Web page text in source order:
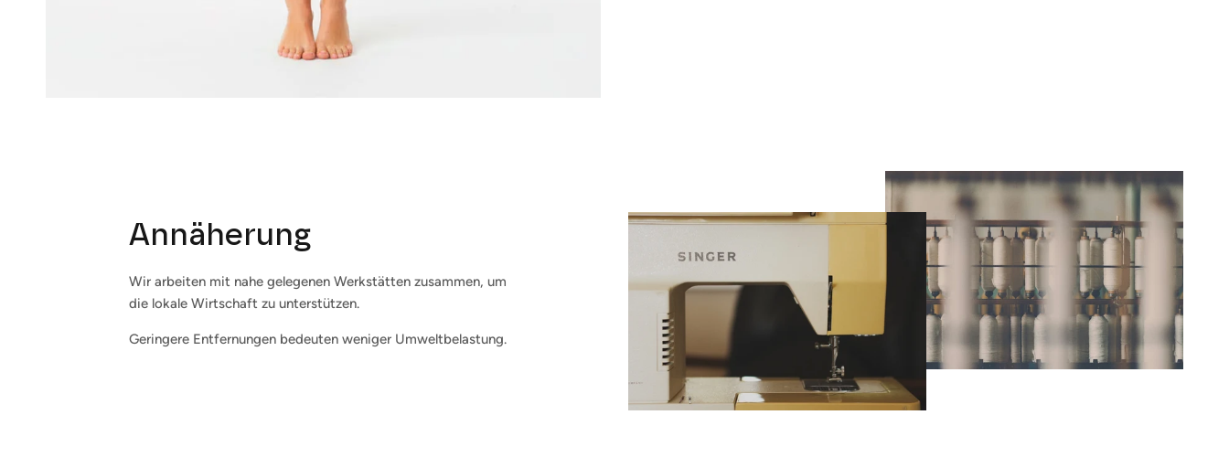
Annäherung
Wir arbeiten mit nahe gelegenen Werkstätten zusammen, um
die lokale Wirtschaft zu unterstützen.
Geringere Entfernungen bedeuten weniger Umweltbelastung.